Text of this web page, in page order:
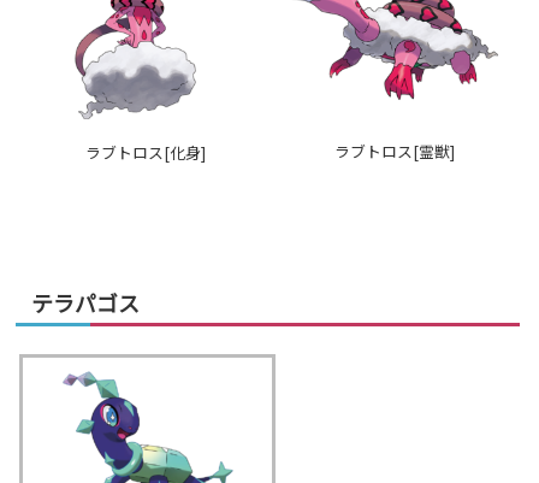
ラブトロス[化身] ラブトロス[霊獣]
テラパゴス